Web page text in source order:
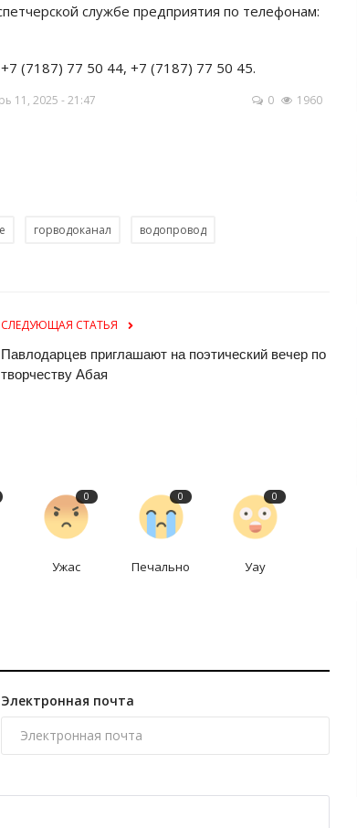
службе предприятия по телефонам:
(7187) 77 50 44, +7 (7187) 77 50 45.
11, 2025 - 21:47 0 1960
горводоканал водопровод
СЛЕДУЮЩАЯ СТАТЬЯ
Павлодарцев приглашают на поэтический вечер по
творчеству Абая
0
Ужас
0
Печально
0
Уау
Электронная почта